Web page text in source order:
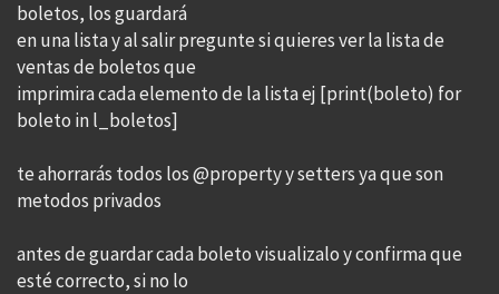
boletos, los guardará
en una lista y al salir pregunte si quieres ver la lista de
ventas de boletos que
imprimira cada elemento de la lista ej [print(boleto) for
boleto in l_boletos]
te ahorrarás todos los @property y setters ya que son
metodos privados
antes de guardar cada boleto visualizalo y confirma que
esté correcto, si no lo